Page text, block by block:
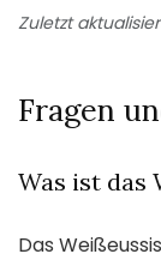
Zuletzt
Fragen
Was ist das
Das